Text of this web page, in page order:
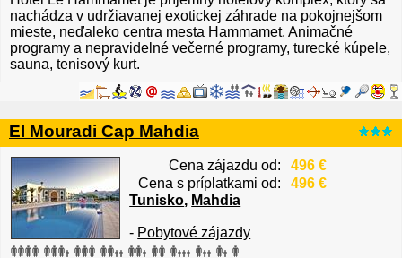
nachádza v udržiavanej exotickej záhrade na pokojnejšom
mieste, neďaleko centra mesta Hammamet. Animačné
programy a nepravidelné večerné programy, turecké kúpele,
sauna, tenisový kurt.
El Mouradi Cap Mahdia
Cena zájazdu od:
496 €
Cena s príplatkami od:
496 €
Tunisko, Mahdia
- Pobytové zájazdy